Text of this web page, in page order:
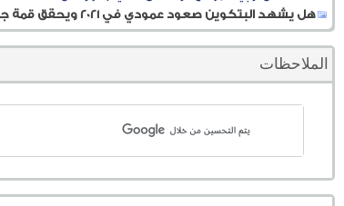
هل يشهد البتكوين صعود عمودي في 2021 ويحقق قمة جديدة أم لا ؟
الملاحظات